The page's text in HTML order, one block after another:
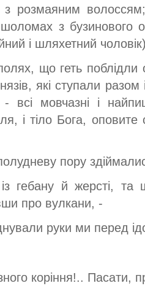
з розмаяним
з бузинового
і шляхетний
що геть
які ступали
- всі мовчазні і
і тіло Бога, оповите
пору
гебану й жерсті, та
про вулкани, -
руки ми перед
коріння!.. Пасати,